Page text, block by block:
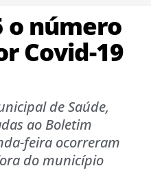
o número
Covid-19
de Saúde,
ao Boletim
feira ocorreram
do município